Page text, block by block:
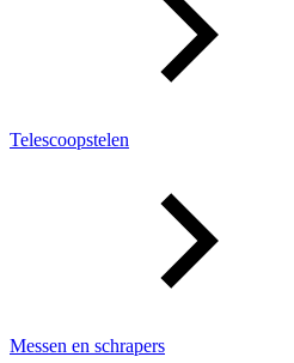
Telescoopstelen
Messen en schrapers